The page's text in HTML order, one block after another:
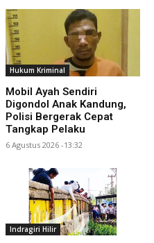
Hukum Kriminal
Mobil Ayah Sendiri
Digondol Anak Kandung,
Polisi Bergerak Cepat
Tangkap Pelaku
6 Agustus 2026 -13:32
Indragiri Hilir